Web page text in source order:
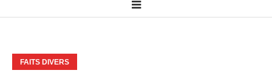
FAITS DIVERS